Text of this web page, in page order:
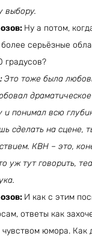
выбору.
Ну а потом,
серьёзные
градусов?
Это тоже была
драматическое
и понимал всю
сделать на сцене,
КВН – это,
уж тут говорить,
И как с этим
ответы как
чувством юмора. Как